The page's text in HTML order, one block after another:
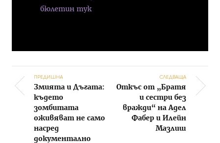
бюлетин тук
Post navigation
ПРЕДИШНА
Змията и Дъгата:
където
зомбитата
оживяват не само
насред
документално
СЛЕДВАЩА
Откъс от „Братя
и сестри без
вражди“ на Адел
Фабер и Илейн
Мазлиш